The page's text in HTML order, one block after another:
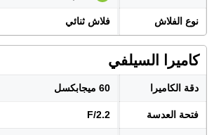
نوع الفلاش فلاش ثنائي
كاميرا السيلفي
دقة الكاميرا 60 ميجابكسل
فتحة العدسة F/2.2